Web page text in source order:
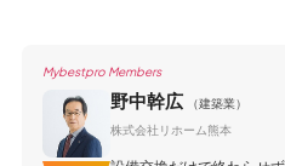
Mybestpro Members
野中幹広
（建築業）
株式会社リホーム熊本